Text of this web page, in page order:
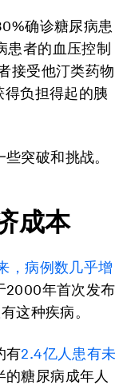
确诊糖尿病患
者的血压控制
接受他汀类药物
得负担得起的胰
突破和挑战。
成本
，病例数几乎增
2000年首次发布
这种疾病。
有2.4亿人患有未
的糖尿病成年人